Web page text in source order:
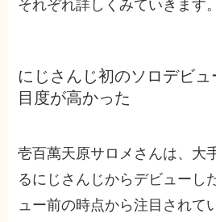
それぞれ詳しくみていきます。
にじさんじ初のソロデビ
目度が高かった
壱百萬天原サロメさんは、大
るにじさんじからデビューし
ュー前の時点から注目されて